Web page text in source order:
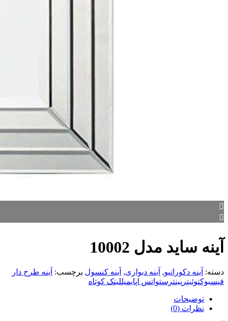
آینه ساید مدل 10002
دسته: آینه دکوراتیو, آینه دیواری, آینه کنسول برچسب: آینه طرح دار
فیسبوکتوئیتر پینترستواتس اپایمیللینک کوتاه
توضیحات
نظرات (0)